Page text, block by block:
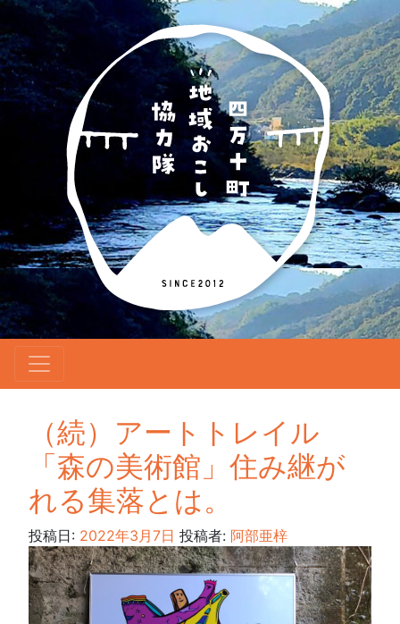
（続）アートトレイル
「森の美術館」住み継が
れる集落とは。
投稿日: 2022年3月7日 投稿者: 阿部亜梓